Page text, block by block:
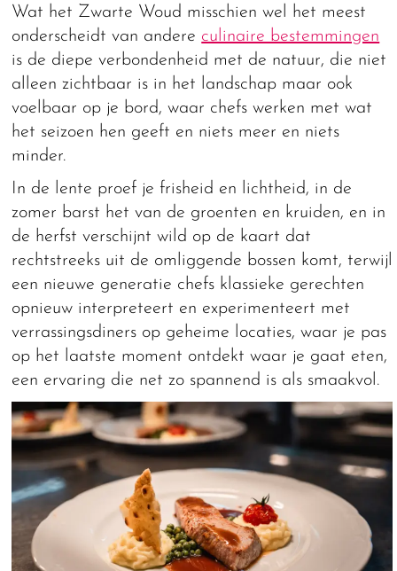
Wat het Zwarte Woud misschien wel het meest
onderscheidt van andere culinaire bestemmingen
is de diepe verbondenheid met de natuur, die niet
alleen zichtbaar is in het landschap maar ook
voelbaar op je bord, waar chefs werken met wat
het seizoen hen geeft en niets meer en niets
minder.
In de lente proef je frisheid en lichtheid, in de
zomer barst het van de groenten en kruiden, en in
de herfst verschijnt wild op de kaart dat
rechtstreeks uit de omliggende bossen komt, terwijl
een nieuwe generatie chefs klassieke gerechten
opnieuw interpreteert en experimenteert met
verrassingsdiners op geheime locaties, waar je pas
op het laatste moment ontdekt waar je gaat eten,
een ervaring die net zo spannend is als smaakvol.